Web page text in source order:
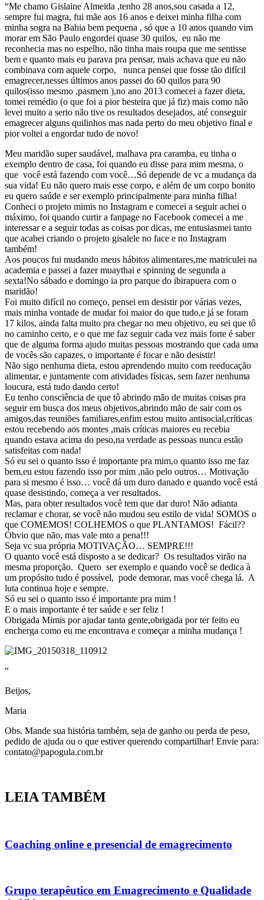
“Me chamo Gislaine Almeida ,tenho 28 anos,sou casada a 12,
sempre fui magra, fui mãe aos 16 anos e deixei minha filha com
minha sogra na Bahia bem pequena , só que a 10 anos quando vim
morar em São Paulo engordei quase 30 quilos, eu não me
reconhecia mas no espelho, não tinha mais roupa que me sentisse
bem e quanto mais eu parava pra pensar, mais achava que eu não
combinava com aquele corpo, nunca pensei que fosse tão difícil
emagrecer,nesses últimos anos passei do 60 quilos para 90
quilos(isso mesmo ,pasmem ),no ano 2013 comecei a fazer dieta,
tomei remédio (o que foi a pior besteira que já fiz) mais como não
levei muito a serio não tive os resultados desejados, até conseguir
emagrecer alguns quilinhos mas nada perto do meu objetivo final e
pior voltei a engordar tudo de novo!
Meu maridão super saudável, malhava pra caramba, eu tinha o
exemplo dentro de casa, foi quando eu disse para mim mesma, o
que você está fazendo com você…Só depende de vc a mudança da
sua vida! Eu não quero mais esse corpo, e além de um corpo bonito
eu quero saúde e ser exemplo principalmente para minha filha!
Conheci o projeto mimis no Instagram e comecei a seguir achei o
máximo, foi quando curtir a fanpage no Facebook comecei a me
interessar e a seguir todas as coisas por dicas, me entusiasmei tanto
que acabei criando o projeto gisalele no face e no Instagram
também!
Aos poucos fui mudando meus hábitos alimentares,me matriculei na
academia e passei a fazer muaythai e spinning de segunda a
sexta!No sábado e domingo ia pro parque do ibirapuera com o
maridão!
Foi muito difícil no começo, pensei em desistir por várias vezes,
mais minha vontade de mudar foi maior do que tudo,e já se foram
17 kilos, ainda falta muito pra chegar no meu objetivo, eu sei que tô
no caminho certo, e o que me faz seguir cada vez mais forte é saber
que de alguma forma ajudo muitas pessoas mostrando que cada uma
de vocês são capazes, o importante é focar e não desistir!
Não sigo nenhuma dieta, estou aprendendo muito com reeducação
alimentar, e juntamente com atividades físicas, sem fazer nenhuma
loucura, está tudo dando certo!
Eu tenho consciência de que tô abrindo mão de muitas coisas pra
seguir em busca dos meus objetivos,abrindo mão de sair com os
amigos,das reuniões familiares,enfim estou muito antisocial,críticas
estou recebendo aos montes ,mais críticas maiores eu recebia
quando estava acima do peso,na verdade as pessoas nunca estão
satisfeitas com nada!
Só eu sei o quanto isso é importante pra mim,o quanto isso me faz
bem,eu estou fazendo isso por mim ,não pelo outros… Motivação
para si mesmo é isso… você dá um duro danado e quando você está
quase desistindo, começa a ver resultados.
Mas, para obter resultados você tem que dar duro! Não adianta
reclamar e chorar, se você não mudou seu estilo de vida! SOMOS o
que COMEMOS! COLHEMOS o que PLANTAMOS! Fácil??
Óbvio que não, mas vale mto a pena!!!
Seja vc sua própria MOTIVAÇÃO… SEMPRE!!!
O quanto você está disposto a se dedicar? Os resultados virão na
mesma proporção. Quero ser exemplo e quando você se dedica à
um propósito tudo é possível, pode demorar, mas você chega lá. A
luta continua hoje e sempre.
Só eu sei o quanto isso é importante pra mim !
E o mais importante é ter saúde e ser feliz !
Obrigada Mimis por ajudar tanta gente,obrigada por ter feito eu
encherga como eu me encontrava e começar a minha mudança !
“
Beijos,
Maria
Obs. Mande sua história também, seja de ganho ou perda de peso,
pedido de ajuda ou o que estiver querendo compartilhar! Envie para:
contato@papogula.com.br
LEIA TAMBÉM
Coaching online e presencial de emagrecimento
Grupo terapêutico em Emagrecimento e Qualidade